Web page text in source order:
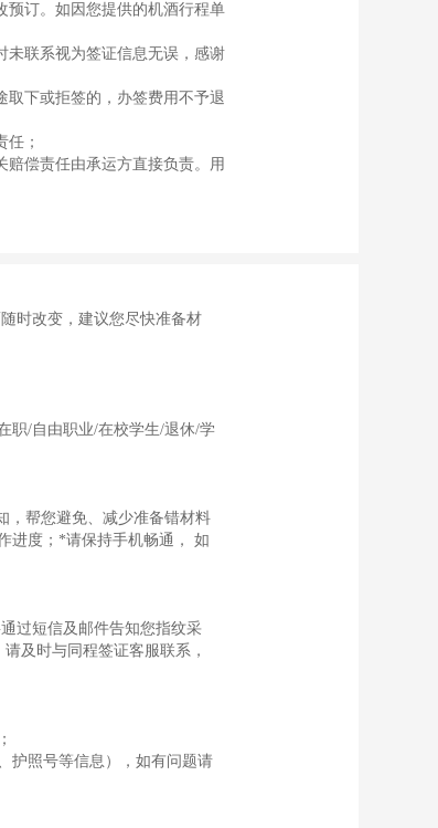
预订。如因您提供的机酒行程单
未联系视为签证信息无误，感谢
取下或拒签的，办签费用不予退
；
偿责任由承运方直接负责。用
时改变，建议您尽快准备材
职/自由职业/在校学生/退休/学
，帮您避免、减少准备错材料
进度；*请保持手机畅通， 如
过短信及邮件告知您指纹采
及时与同程签证客服联系，
护照号等信息），如有问题请